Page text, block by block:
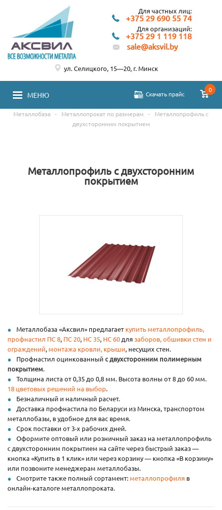
Для частных лиц:
+375 29 690 55 74
Для организаций:
+375 29 1 119 118
sale@aksvil.by
МЕНЮ Скачать прайс
0
ул. Селицкого, 15—20, г. Минск
Металлобаза - Металлопрокат по размерам -
Металлопрофиль с
двухсторонним покрытием
Металлопрофиль с двухсторонним
покрытием
Металлобаза «Аксвил» предлагает купить металлопрофиль,
профнастил ПС 8, ПС 20, НС 35, НС 60 для заборов, обшивки стен и
ограждений, монтажа кровли, крыши, несущих стен.
Профнастил оцинкованный с двухсторонним полимерным
покрытием.
Толщина листа от 0,35 до 0,8 мм. Высота волны от 8 до 60 мм.
18 цветовых решений на выбор.
Безналичный и наличный расчет.
Доставка профнастила по Беларуси из Минска, транспортом
металлобазы, в удобное для вас время.
Срок поставки от 3-х рабочих дней.
Оформите оптовый или розничный заказ на металлопрофиль
с двухсторонним покрытием на сайте через быстрый заказ —
кнопка «Купить в 1 клик» или через корзину — кнопка «В корзину»
или позвоните менеджерам металлобазы.
Смотрите также полный сортамент: металлопрофиля в
онлайн-каталоге металлопроката.